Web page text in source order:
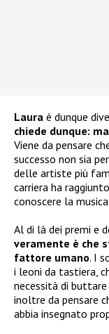
Laura è dunque
chiede dunque:
Viene da pensare
successo non sia
delle artiste più
carriera ha
conoscere la
Al di là dei premi e
veramente è che
fattore umano. I
i leoni da tastiera,
necessità di
inoltre da pensare
abbia insegnato